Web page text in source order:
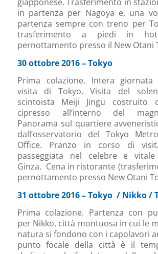
in partenza per Nagoya e, una
partenza sempre con treno per
trasferimento a piedi in
pernottamento presso il New Otani
30 ottobre 2016 – Tokyo
Prima colazione. Intera giornata
visita di Tokyo. Visita del
scintoista Meiji Jingu costruito
cipresso all’interno del
Panorama sul quartiere
dall’osservatorio del Tokyo
Office. Pranzo in corso di
passeggiata nel celebre e
Ginza. Cena in ristorante
pernottamento presso New Otani
31 ottobre 2016 – Tokyo / Nikko /
Prima colazione. Partenza con
per Nikko, città montuosa in cui le
natura si fondono con i capolavori
punto focale della città è il